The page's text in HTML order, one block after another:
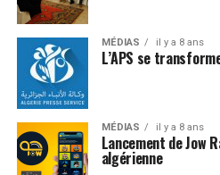
MÉDIAS il y a 8 ans
L’APS se
MÉDIAS il y a 8 ans
Lancement de Jow
algérienne